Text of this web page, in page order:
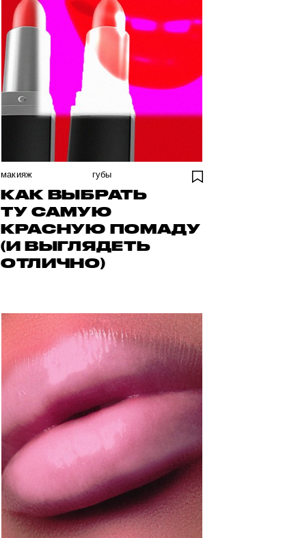
макияж губы
КАК ВЫБРАТЬ
ТУ САМУЮ
КРАСНУЮ ПОМАДУ
(И ВЫГЛЯДЕТЬ
ОТЛИЧНО)